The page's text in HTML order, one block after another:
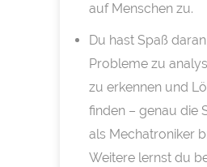
auf Menschen zu.
Du hast Spaß
Probleme zu
zu erkennen und
finden – genau die
als Mechatroniker
Weitere lernst du